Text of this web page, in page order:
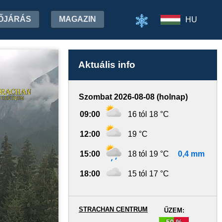
MAGAZIN HU
Aktuális info
Szombat 2026-08-08 (holnap)
09:00 16 tól 18 °C
12:00 19 °C
15:00 18 tól 19 °C 0,4 mm
18:00 15 tól 17 °C
ŰZEM:
STRACHAN CENTRUM